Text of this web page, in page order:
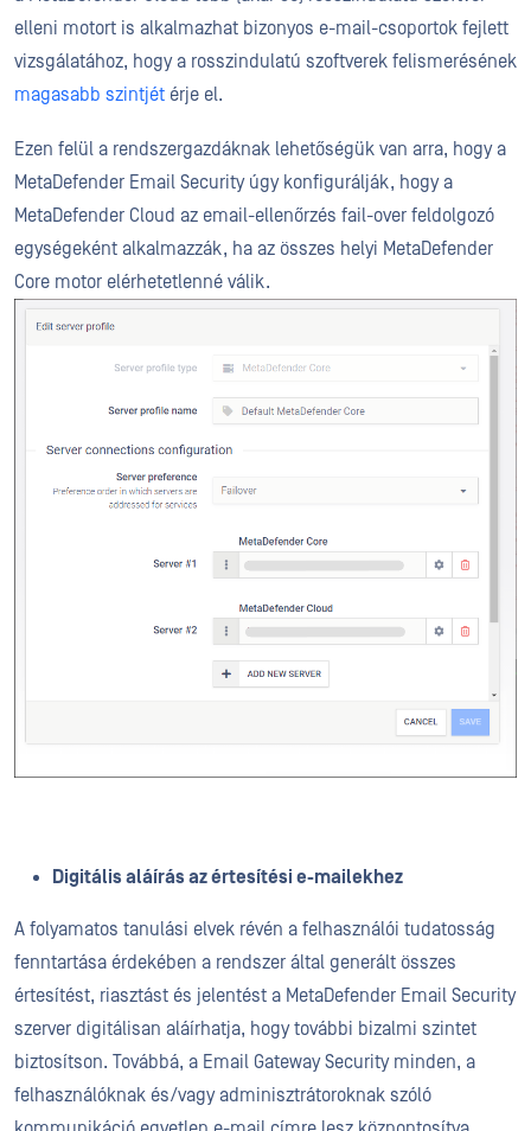
elleni motort is alkalmazhat bizonyos e-mail-csoportok fejlett
vizsgálatához, hogy a rosszindulatú szoftverek felismerésének
magasabb szintjét érje el.
Ezen felül a rendszergazdáknak lehetőségük van arra, hogy a
MetaDefender Email Security úgy konfigurálják, hogy a
MetaDefender Cloud az email-ellenőrzés fail-over feldolgozó
egységeként alkalmazzák, ha az összes helyi MetaDefender
Core motor elérhetetlenné válik.
Digitális aláírás az értesítési e-mailekhez
A folyamatos tanulási elvek révén a felhasználói tudatosság
fenntartása érdekében a rendszer által generált összes
értesítést, riasztást és jelentést a MetaDefender Email Security
szerver digitálisan aláírhatja, hogy további bizalmi szintet
biztosítson. Továbbá, a Email Gateway Security minden, a
felhasználóknak és/vagy adminisztrátoroknak szóló